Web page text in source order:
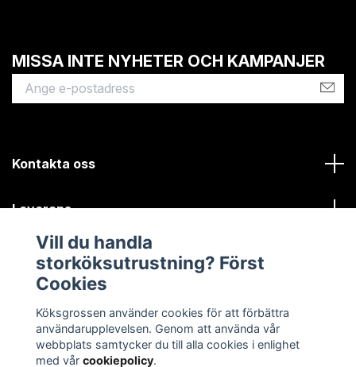
MISSA INTE NYHETER OCH KAMPANJER
Kontakta oss
Leverans
Kundinformation
Vill du handla
storköksutrustning? Först
Cookies
Köksgrossen använder cookies för att förbättra
användarupplevelsen. Genom att använda vår
webbplats samtycker du till alla cookies i enlighet
med vår cookiepolicy.